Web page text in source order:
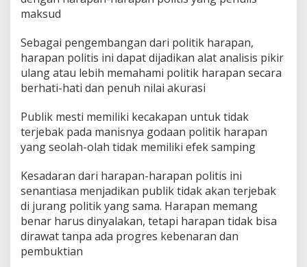
maksud
Sebagai pengembangan dari politik harapan,
harapan politis ini dapat dijadikan alat analisis pikir
ulang atau lebih memahami politik harapan secara
berhati-hati dan penuh nilai akurasi
Publik mesti memiliki kecakapan untuk tidak
terjebak pada manisnya godaan politik harapan
yang seolah-olah tidak memiliki efek samping
Kesadaran dari harapan-harapan politis ini
senantiasa menjadikan publik tidak akan terjebak
di jurang politik yang sama. Harapan memang
benar harus dinyalakan, tetapi harapan tidak bisa
dirawat tanpa ada progres kebenaran dan
pembuktian